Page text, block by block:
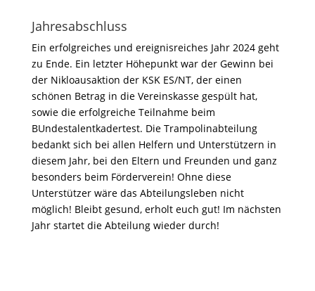
Jahresabschluss
Ein erfolgreiches und ereignisreiches Jahr 2024 geht
zu Ende. Ein letzter Höhepunkt war der Gewinn bei
der Nikloausaktion der KSK ES/NT, der einen
schönen Betrag in die Vereinskasse gespült hat,
sowie die erfolgreiche Teilnahme beim
BUndestalentkadertest. Die Trampolinabteilung
bedankt sich bei allen Helfern und Unterstützern in
diesem Jahr, bei den Eltern und Freunden und ganz
besonders beim Förderverein! Ohne diese
Unterstützer wäre das Abteilungsleben nicht
möglich! Bleibt gesund, erholt euch gut! Im nächsten
Jahr startet die Abteilung wieder durch!